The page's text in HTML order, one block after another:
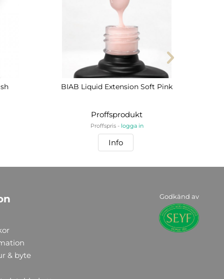
BIAB Liquid Extension Soft Pink
Proffsprodukt
Proffspris - logga in
Info
& byte
Godkänd av